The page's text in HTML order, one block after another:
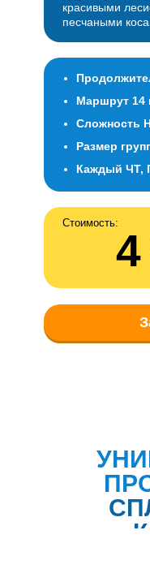
Маршрут 14
Сложность
Размер
Каждый ЧТ,
Стоимость:
красивыми
песчаными